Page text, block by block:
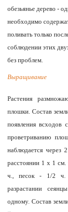
обезьянье дерево -
необходимо
поливать только
соблюдении этих
без проблем.
Выращивание
Растения
плошки. Состав
появления всходов
проветриванию
наблюдается
расстоянии 1 х 1 см.
ч., песок - 1/2 ч.
разрастании
одному. Состав